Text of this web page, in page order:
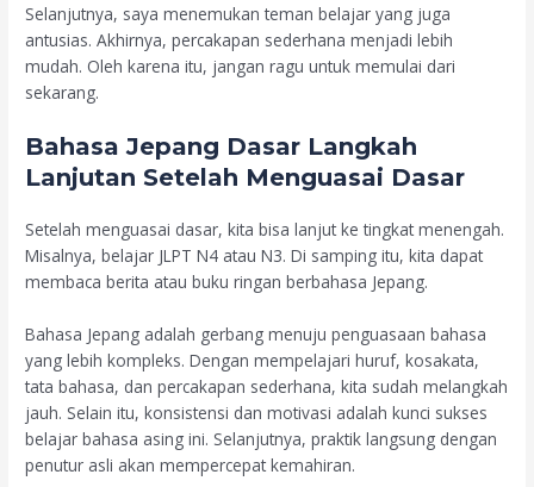
Selanjutnya, saya menemukan teman belajar yang juga
antusias. Akhirnya, percakapan sederhana menjadi lebih
mudah. Oleh karena itu, jangan ragu untuk memulai dari
sekarang.
Bahasa Jepang Dasar Langkah
Lanjutan Setelah Menguasai Dasar
Setelah menguasai dasar, kita bisa lanjut ke tingkat menengah.
Misalnya, belajar JLPT N4 atau N3. Di samping itu, kita dapat
membaca berita atau buku ringan berbahasa Jepang.
Bahasa Jepang adalah gerbang menuju penguasaan bahasa
yang lebih kompleks. Dengan mempelajari huruf, kosakata,
tata bahasa, dan percakapan sederhana, kita sudah melangkah
jauh. Selain itu, konsistensi dan motivasi adalah kunci sukses
belajar bahasa asing ini. Selanjutnya, praktik langsung dengan
penutur asli akan mempercepat kemahiran.